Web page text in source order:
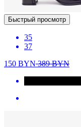
Быстрый просмотр
35
37
150 BYN389BYN